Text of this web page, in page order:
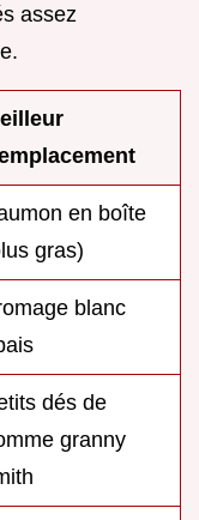
assez
en boîte
gras)
blanc
dés de
granny